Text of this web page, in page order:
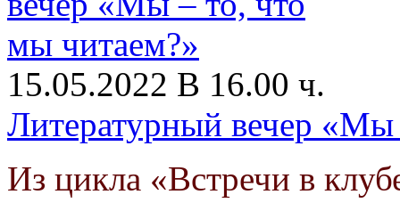
15.05.2022 В 16.00 ч.
Литературный вечер
Из цикла «Встречи в